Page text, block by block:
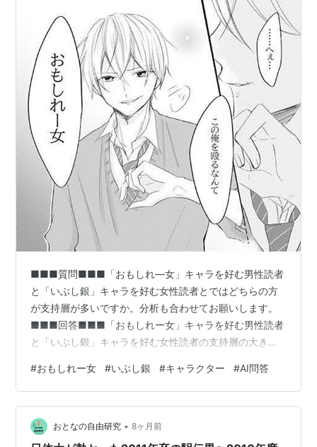
■■■質問■■■「おもしれ―女」キャラを好む男性読者
と「いぶし銀」キャラを好む女性読者とではどちらの方
が支持層が多いですか。分析も合わせてお願いします。
■■■回答■■■「おもしれー女」キャラを好む男性読者
と「いぶし銀」キャラを好む女性読者の支持層の大きさ
数量比較データは存在していません。ただし、キャラク
ター人気や属性の傾向から分析することは可能です。▶
男性読者の「おもしれー女」キャラ支持・「おもしれー
女」は、基本的に男性キャラクター視点または男性読者
向けラブコメや異世界/ラノベ系作品などで多く使われる
#おもしれー女 #いぶし銀 #キャラクター #AI問答
おとなの自由研究 • 8ヶ月前